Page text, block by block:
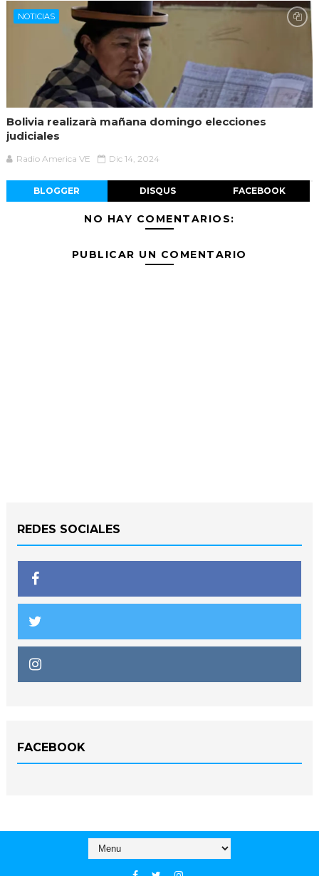
NOTICIAS
Bolivia realizarà mañana domingo elecciones
judiciales
Radio America VE Dic 14, 2024
BLOGGER DISQUS FACEBOOK
NO HAY COMENTARIOS:
PUBLICAR UN COMENTARIO
REDES SOCIALES
FACEBOOK